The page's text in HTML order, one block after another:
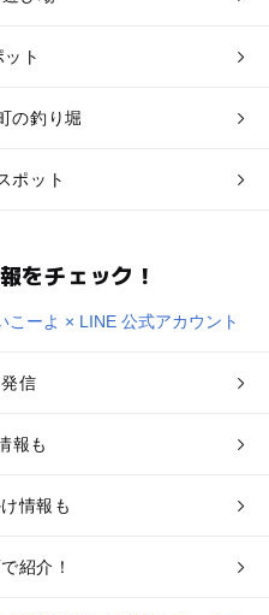
ト
の釣り堀
ポット
をチェック！
信
報も
情報も
紹介！